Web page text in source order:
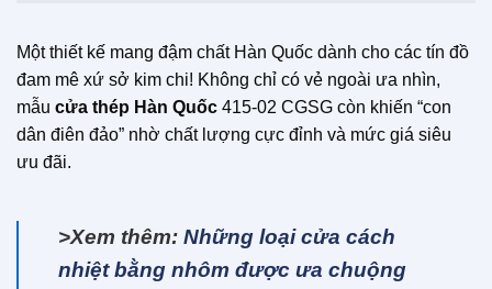
Một thiết kế mang đậm chất Hàn Quốc dành cho các tín đồ
đam mê xứ sở kim chi! Không chỉ có vẻ ngoài ưa nhìn,
mẫu cửa thép Hàn Quốc 415-02 CGSG còn khiến “con
dân điên đảo” nhờ chất lượng cực đỉnh và mức giá siêu
ưu đãi.
>Xem thêm: Những loại cửa cách
nhiệt bằng nhôm được ưa chuộng